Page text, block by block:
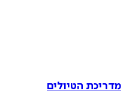
מדריכת הטיולים